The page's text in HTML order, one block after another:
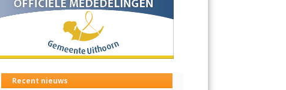
Recent nieuws